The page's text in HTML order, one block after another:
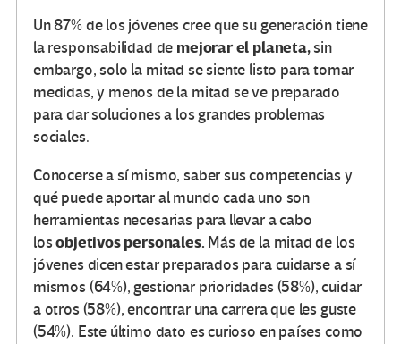
Un 87% de los jóvenes cree que su generación tiene
la responsabilidad de mejorar el planeta,sin
embargo, solo la mitad se siente listo para tomar
medidas, y menos de la mitad se ve preparado
para dar soluciones a los grandes problemas
sociales.
Conocerse a sí mismo, saber sus competencias y
qué puede aportar al mundo cada uno son
herramientas necesarias para llevar a cabo
losobjetivos personales. Más de la mitad de los
jóvenes dicen estar preparados para cuidarse a sí
mismos (64%), gestionar prioridades (58%), cuidar
a otros (58%), encontrar una carrera que les guste
(54%). Este último dato es curioso en países como